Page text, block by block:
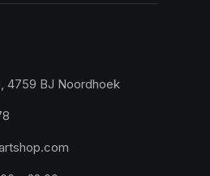
4759 BJ Noordhoek